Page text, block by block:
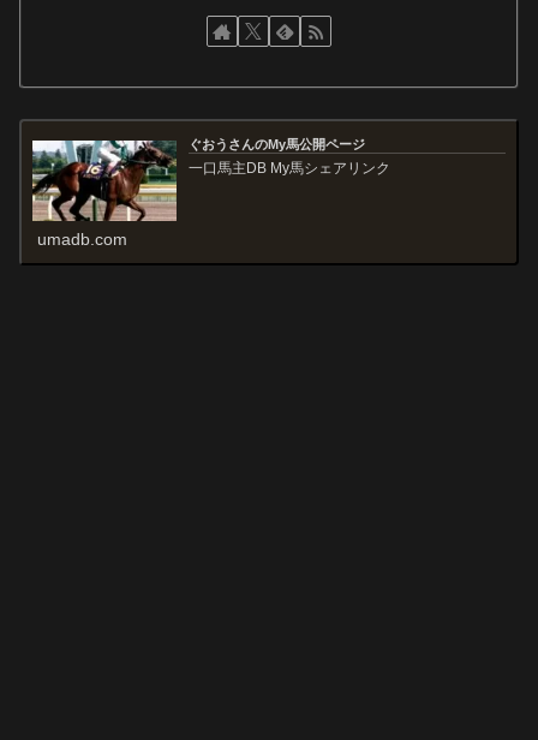
ぐおうさんのMy馬公開ページ
一口馬主DB My馬シェアリンク
umadb.com